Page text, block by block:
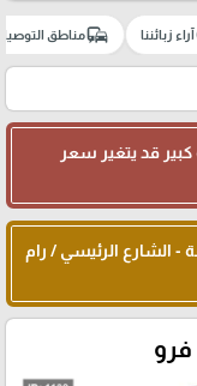
آراء زبائننا commuteمناطق
قد يتغير سعر
الشارع الرئيسي / رام